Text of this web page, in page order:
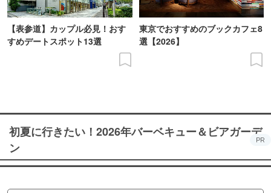
【表参道】カップル必見！おす
すめデートスポット13選
東京でおすすめのブックカフェ8
選【2026】
初夏に行きたい！2026年バーベキュー＆ビアガーデ
ン
PR